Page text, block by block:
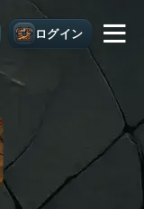
ード ログイン